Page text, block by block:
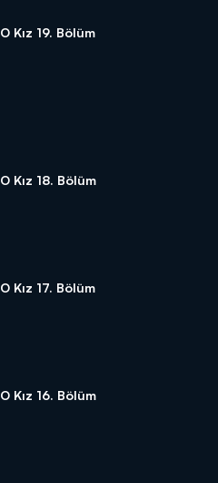
O Kız 19. Bölüm
O Kız 18. Bölüm
O Kız 17. Bölüm
O Kız 16. Bölüm